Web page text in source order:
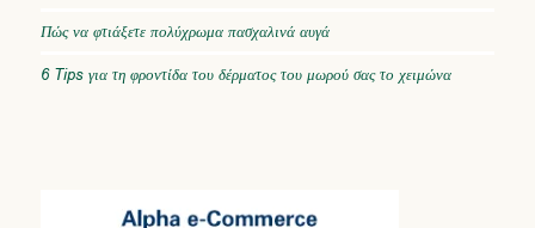
Πώς να φτιάξετε πολύχρωμα πασχαλινά αυγά
6 Tips για τη φροντίδα του δέρματος του μωρού σας το χειμώνα